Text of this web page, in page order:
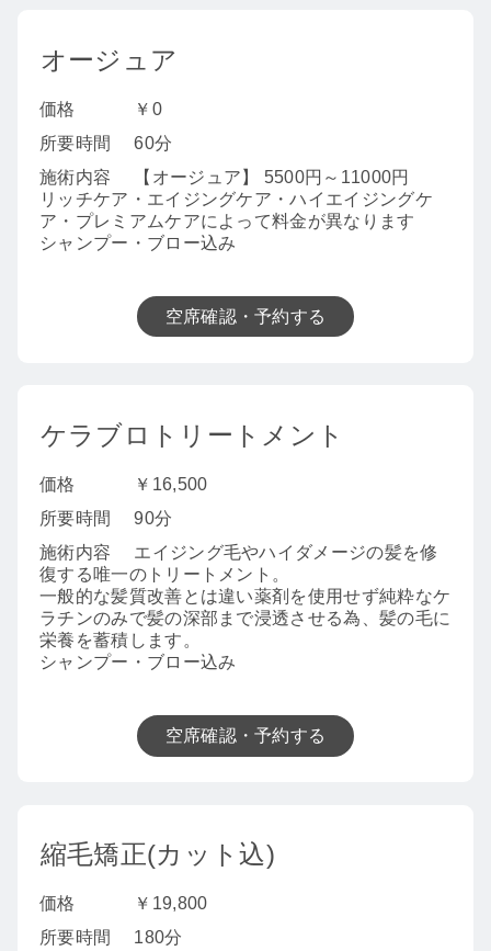
オージュア
価格
￥0
所要時間
60分
施術内容
【オージュア】 5500円～11000円
リッチケア・エイジングケア・ハイエイジングケ
ア・プレミアムケアによって料金が異なります
シャンプー・ブロー込み
空席確認・予約する
ケラブロトリートメント
価格
￥16,500
所要時間
90分
施術内容
エイジング毛やハイダメージの髪を修
復する唯一のトリートメント。
一般的な髪質改善とは違い薬剤を使用せず純粋なケ
ラチンのみで髪の深部まで浸透させる為、髪の毛に
栄養を蓄積します。
シャンプー・ブロー込み
空席確認・予約する
縮毛矯正(カット込)
価格
￥19,800
所要時間
180分